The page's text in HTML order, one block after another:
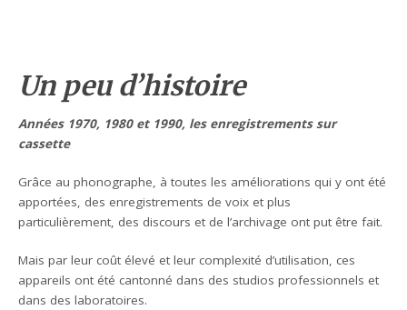
Un peu d’histoire
Années 1970, 1980 et 1990, les enregistrements sur
cassette
Grâce au phonographe, à toutes les améliorations qui y ont été
apportées, des enregistrements de voix et plus
particulièrement, des discours et de l’archivage ont put être fait.
Mais par leur coût élevé et leur complexité d’utilisation, ces
appareils ont été cantonné dans des studios professionnels et
dans des laboratoires.